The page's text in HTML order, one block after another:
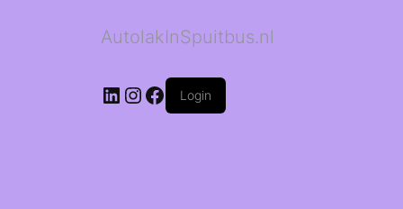
AutolakInSpuitbus.nl
LinkedIn
Instagram
Facebook
Login